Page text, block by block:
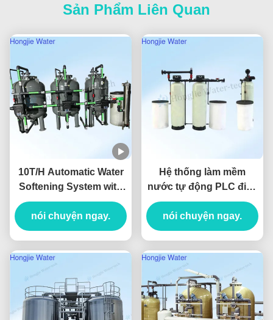
Sản Phẩm Liên Quan
10T/H Automatic Water
Softening System with
UV Sterilization and Iron
Manganese Removal for
Hotels
nói chuyện ngay.
Hệ thống làm mềm
nước tự động PLC điều
khiển với FRP nhựa bể
nhựa trao đổi ion
nói chuyện ngay.